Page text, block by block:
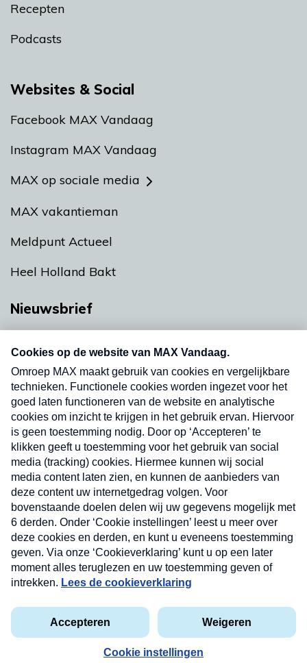
Recepten
Podcasts
Websites & Social
Facebook MAX Vandaag
Instagram MAX Vandaag
MAX op sociale media
MAX vakantieman
Meldpunt Actueel
Heel Holland Bakt
Nieuwsbrief
nieuwsbrief. Elke vrijdag- en dinsdagochtend in
uw mailbox.
Verzend
Privacyverklaring
Cookieverklaring
Kwetsbaarheid melden
Copyright © 2026 MAX Vandaag -Omroep MAX
Nieuwsbrief
Neem hier een gratis abonnement op onze
nieuwsbrief. Elke vrijdag- en dinsdagochtend in uw